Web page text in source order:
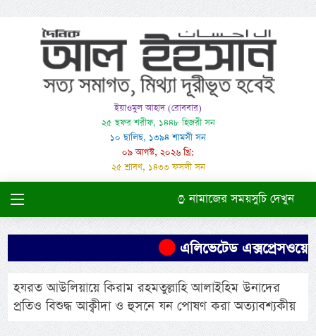
ইয়াওমুল আহাদ (রোববার)
২৫ ছফর শরীফ, ১৪৪৮ হিজরী সন
১০ ছালিছ, ১৩৯৪ শামসী সন
০৯ আগস্ট, ২০২৬ খ্রি:
২৫ শ্রাবণ, ১৪৩৩ ফসলী সন
নামাজের সময়সুচি দেখুন
এলিভেটেড এক্সপ্রেসওয়ের
হযরত আউলিয়ায়ে কিরাম রহমতুল্লাহি আলাইহিম উনাদের
প্রতিও বিশুদ্ধ আক্বীদা ও হুসনে যন পোষণ করা অত্যাবশ্যকীয়